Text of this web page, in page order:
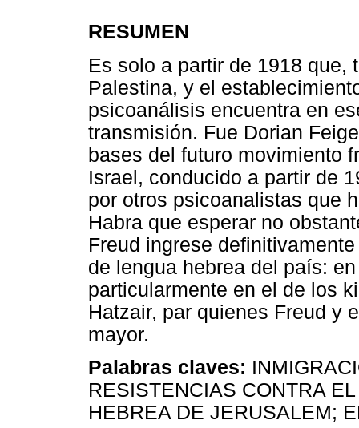
RESUMEN
Es solo a partir de 1918 que,
Palestina, y el
psicoanálisis encuentra en
transmisión. Fue Dorian
bases del futuro movimiento
Israel, conducido a partir de
por otros psicoanalistas que
Habra que esperar no
Freud ingrese
de lengua hebrea del país:
particularmente en el de los
Hatzair, par quienes Freud y
mayor.
Palabras claves:
RESISTENCIAS CONTRA
HEBREA DE JERUSALEM;